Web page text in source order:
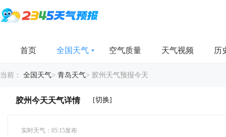
首页 全国天气 空气质量 天气视频 历
当前： 全国天气> 青岛天气> 胶州天气预报今天
胶州今天天气详情 [切换]
实时天气：05:15发布